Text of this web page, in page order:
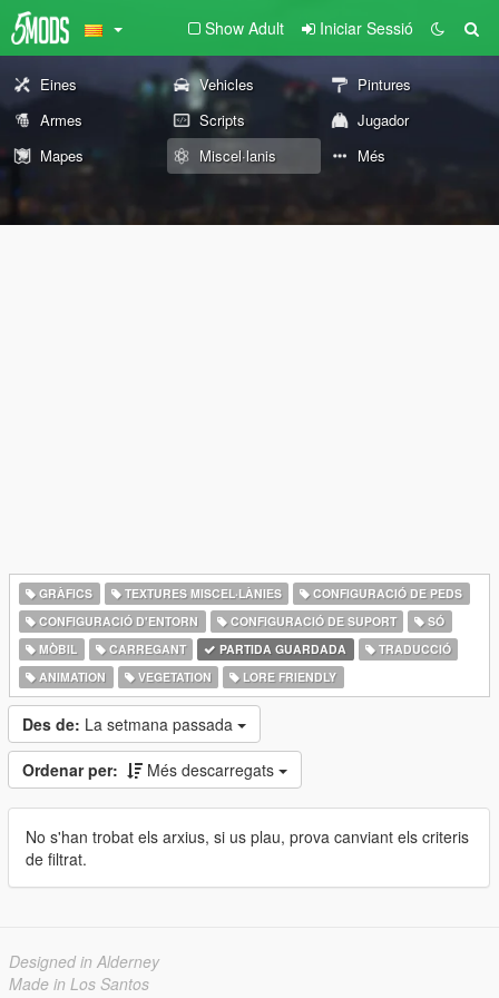
Show Adult Iniciar Sessió
Eines Vehicles
Pintures
Armes
Scripts
Jugador
Mapes
Miscel·lanis Més
GRÀFICS TEXTURES MISCEL·LÀNIES
CONFIGURACIÓ DE PEDS
CONFIGURACIÓ D'ENTORN
CONFIGURACIÓ DE SUPORT
SÓ
MÒBIL
CARREGANT PARTIDA GUARDADA
TRADUCCIÓ
ANIMATION
VEGETATION LORE FRIENDLY
Des de: La setmana passada
Ordenar per: Més descarregats
No s'han trobat els arxius, si us plau, prova canviant els criteris
de filtrat.
Designed in Alderney
Made in Los Santos